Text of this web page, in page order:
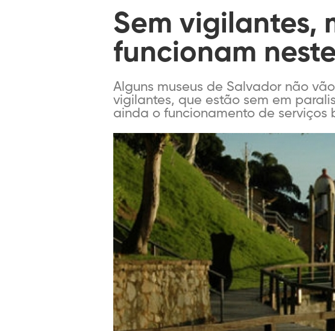
Sem vigilantes,
funcionam
Alguns museus de Salvador não
vigilantes, que estão sem em
ainda o funcionamento de serviços